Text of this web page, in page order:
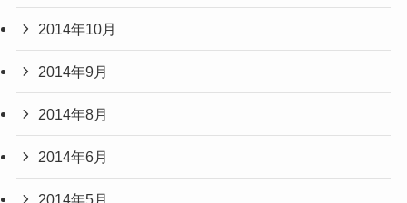
2014年10月
2014年9月
2014年8月
2014年6月